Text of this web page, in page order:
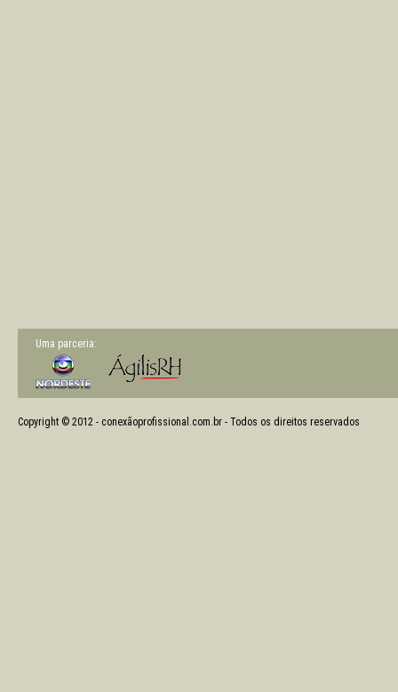
Uma parceria:
Copyright © 2012 - conexãoprofissional.com.br - Todos os direitos reservados